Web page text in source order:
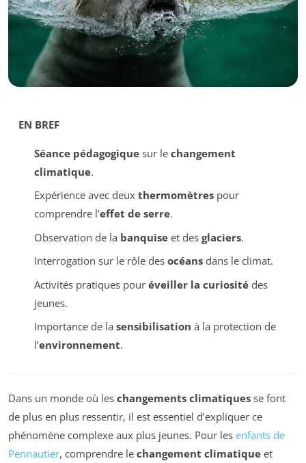
EN BREF
Séance pédagogiquesur le changement
climatique.
Expérience avec deux thermomètrespour
comprendre l’effet de serre.
Observation de la banquiseet des glaciers.
Interrogation sur le rôle des océansdans le climat.
Activités pratiques pour éveiller la curiositédes
jeunes.
Importance de la sensibilisation à la protection de
l’environnement.
Dans un monde où les changements climatiques se font
de plus en plus ressentir, il est essentiel d’expliquer ce
phénomène complexe aux plus jeunes. Pour les enfants de
Pennautier, comprendre le changement climatique et